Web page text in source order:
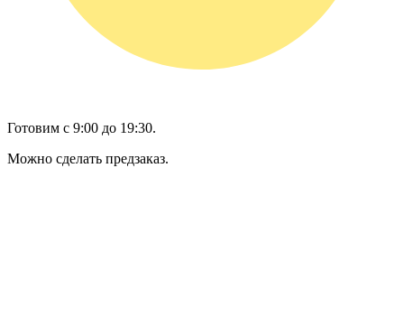
Готовим с 9:00 до 19:30.
Можно сделать предзаказ.